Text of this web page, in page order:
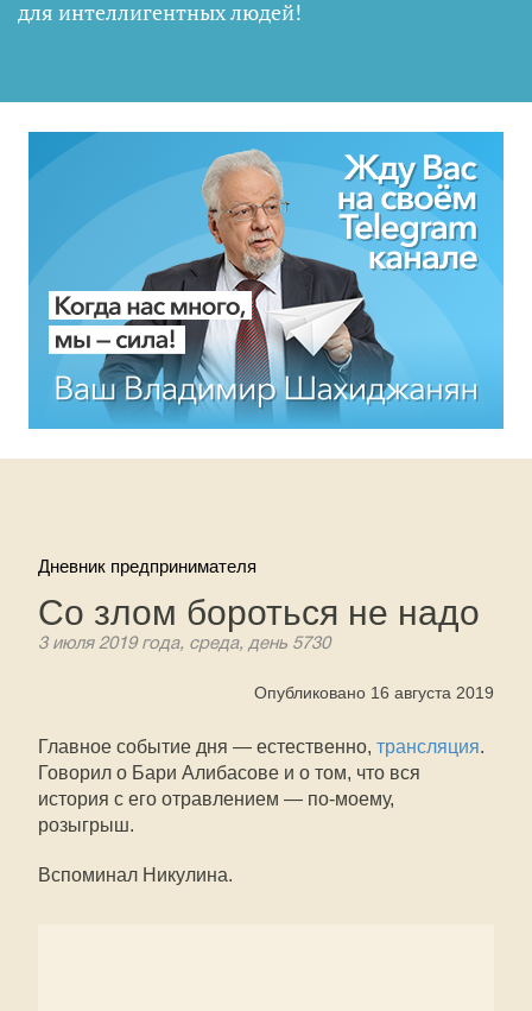
для интеллигентных людей!
Дневник предпринимателя
Со злом бороться не надо
3 июля 2019 года, среда, день 5730
Опубликовано 16 августа 2019
Главное событие дня — естественно, трансляция.
Говорил о Бари Алибасове и о том, что вся
история с его отравлением — по-моему,
розыгрыш.
Вспоминал Никулина.